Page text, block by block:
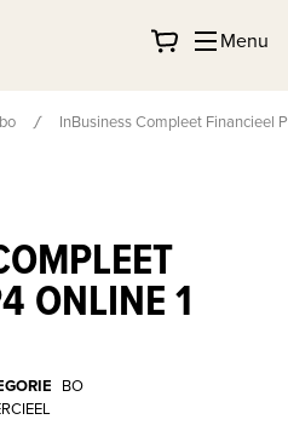
Menu
InBusiness Compleet Financieel
ONLINE 1
BO